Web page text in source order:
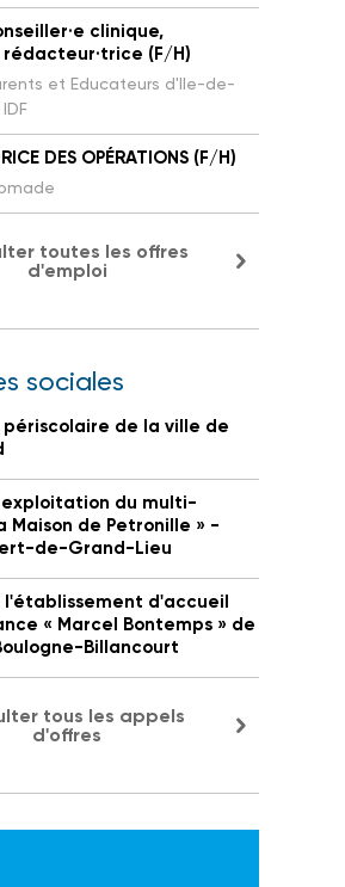
clinique,
rédacteur·trice (F/H)
et Educateurs d'Ile-de-
DES OPÉRATIONS (F/H)
toutes les offres
d'emploi
sociales
périscolaire de la ville de
du multi-
Maison de Petronille » -
de-Grand-Lieu
l'établissement d'accueil
« Marcel Bontemps » de
Billancourt
tous les appels
d'offres